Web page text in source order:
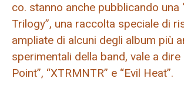
co. stanno anche pubblicando una
Trilogy”, una raccolta speciale di
ampliate di alcuni degli album più
sperimentali della band, vale a dire
Point”, “XTRMNTR” e “Evil Heat”.